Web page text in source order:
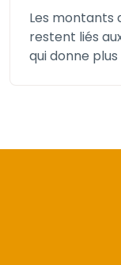
Les montants
restent liés
qui donne